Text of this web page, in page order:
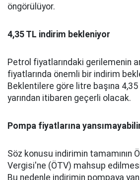
öngörülüyor.
4,35 TL indirim bekleniyor
Petrol fiyatlarındaki gerilemenin
fiyatlarında önemli bir indirim
Beklentilere göre litre başına
yarından itibaren geçerli olacak.
Pompa fiyatlarına
Söz konusu indirimin tamamının
Vergisi'ne (ÖTV) mahsup
Bu nedenle indirimin pompaya